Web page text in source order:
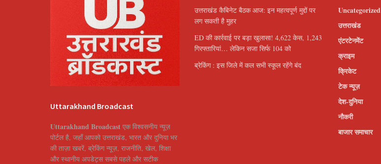
Uttarakhand Broadcast
Uttarakhand Broadcast एक विश्वसनीय न्यूज़
पोर्टल है, जहाँ आपको उत्तराखंड, भारत और दुनिया भर
की ताज़ा खबरें, ब्रेकिंग न्यूज़, राजनीति, खेल, शिक्षा
और स्थानीय अपडेट्स सबसे पहले और सटीक
उत्तराखंड कैबिनेट बैठक आज: इन महत्वपूर्ण मुद्दों पर
लग सकती है मुहर
ED की कार्रवाई पर बड़ा खुलासा! 4,622 केस, 1,243
गिरफ्तारियां… लेकिन सजा सिर्फ 104 को
ब्रेकिंग : इस जिले में कल सभी स्कूल रहेंगे बंद
Uncategorized
उत्तराखंड
एंटरटेनमेंट
क्राइम
क्रिकेट
टेक न्यूज़
देश-दुनिया
नौकरी
बाजार समाचार